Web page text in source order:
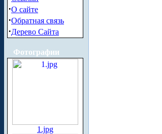
·О сайте
·Обратная связь
·Дерево Сайта
Фотографии
1.jpg